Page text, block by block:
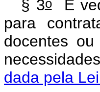
§ 3oÉ
para
docentes
dada pela